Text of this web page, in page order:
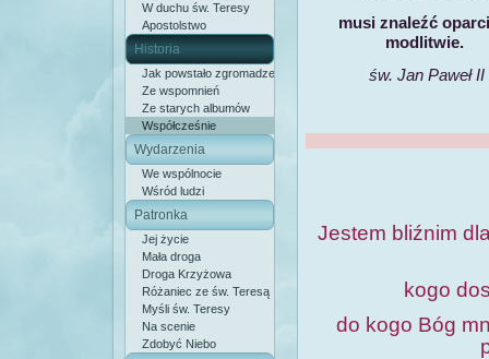
W duchu św. Teresy
Apostolstwo
Historia
Jak powstało zgromadzenie
Ze wspomnień
Ze starych albumów
Współcześnie
Wydarzenia
We wspólnocie
Wśród ludzi
Patronka
Jej życie
Mała droga
Droga Krzyżowa
Różaniec ze św. Teresą
Myśli św. Teresy
Na scenie
Zdobyć Niebo
musi znaleźć
modlitwie.
św. Jan Paweł II
Jestem bliźnim
kogo
do kogo Bóg